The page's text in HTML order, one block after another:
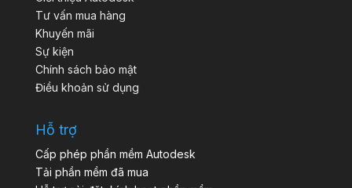
Tư vấn mua hàng
Khuyến mãi
Sự kiện
Chính sách bảo mật
Điều khoản sử dụng
Hỗ trợ
Cấp phép phần mềm Autodesk
Tải phần mềm đã mua